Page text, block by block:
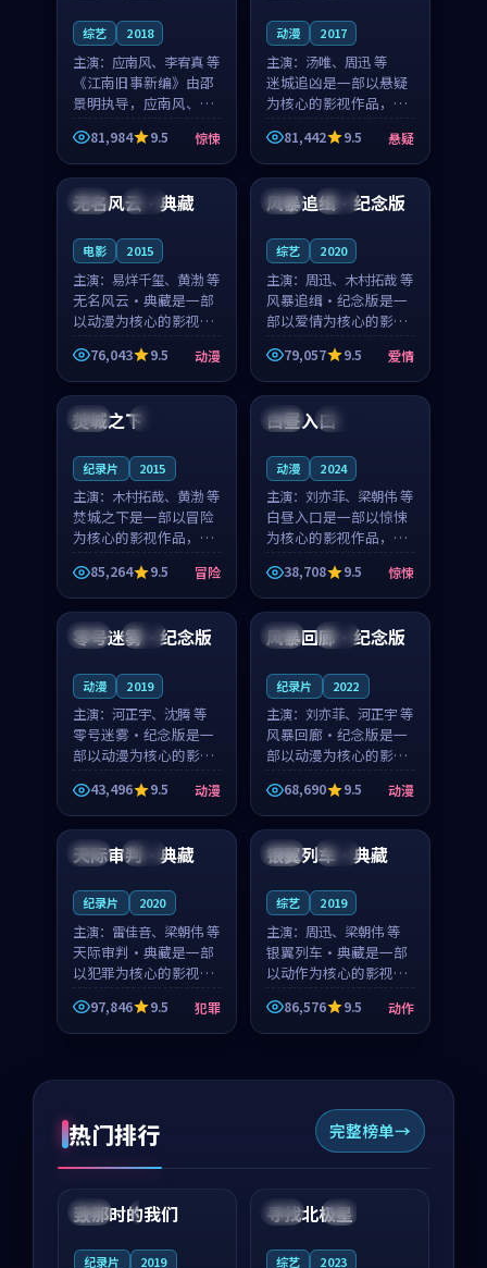
综艺 2018
主演： 应南风、李宥真 等
《江南旧事新编》由邵
景明执导，应南风、李
宥真领衔主演，是一部
2018年上映的日本惊悚
综艺。影片以邻里温情
遇到告别都浸着真实
81,984 9.5 惊悚
动漫 2017
主演： 汤唯、周迅 等
迷城追凶是一部以悬疑
为核心的影视作品，围
绕危机、反转与人物成
长展开，整体节奏紧
凑，值得推荐观看。
81,442 9.5 悬疑
美国 院线
无名风云·典藏
电影 2015
主演： 易烊千玺、黄渤 等
无名风云·典藏是一部
以动漫为核心的影视作
品，围绕危机、反转与
人物成长展开，整体节
奏紧凑，值得推荐观
看。
76,043 9.5 动漫
美国 完结
风暴追缉·纪念版
综艺 2020
主演： 周迅、木村拓哉 等
风暴追缉·纪念版是一
部以爱情为核心的影视
作品，围绕危机、反转
与人物成长展开，整体
节奏紧凑，值得推荐观
看。
79,057 9.5 爱情
日本 4K
焚城之下
纪录片 2015
主演： 木村拓哉、黄渤 等
焚城之下是一部以冒险
为核心的影视作品，围
绕危机、反转与人物成
长展开，整体节奏紧
凑，值得推荐观看。
85,264 9.5 冒险
韩国 院线
白昼入口
动漫 2024
主演： 刘亦菲、梁朝伟 等
白昼入口是一部以惊悚
为核心的影视作品，围
绕危机、反转与人物成
长展开，整体节奏紧
凑，值得推荐观看。
38,708 9.5 惊悚
韩国 院线
零号迷雾·纪念版
动漫 2019
主演： 河正宇、沈腾 等
零号迷雾·纪念版是一
部以动漫为核心的影视
作品，围绕危机、反转
与人物成长展开，整体
节奏紧凑，值得推荐观
看。
43,496 9.5 动漫
法国 院线
风暴回廊·纪念版
纪录片 2022
主演： 刘亦菲、河正宇 等
风暴回廊·纪念版是一
部以动漫为核心的影视
作品，围绕危机、反转
与人物成长展开，整体
节奏紧凑，值得推荐观
看。
68,690 9.5 动漫
中国 热播
天际审判·典藏
纪录片 2020
主演： 雷佳音、梁朝伟 等
天际审判·典藏是一部
以犯罪为核心的影视作
品，围绕危机、反转与
人物成长展开，整体节
奏紧凑，值得推荐观
97,846 9.5 犯罪
泰国 高分
银翼列车·典藏
综艺 2019
主演： 周迅、梁朝伟 等
银翼列车·典藏是一部
以动作为核心的影视作
品，围绕危机、反转与
人物成长展开，整体节
奏紧凑，值得推荐观
86,576 9.5 动作
热门排行 完整榜单
中国 4K
99:22
致那时的我们
纪录片 2019
中国 4K
99:18
寻找北极星
综艺 2023